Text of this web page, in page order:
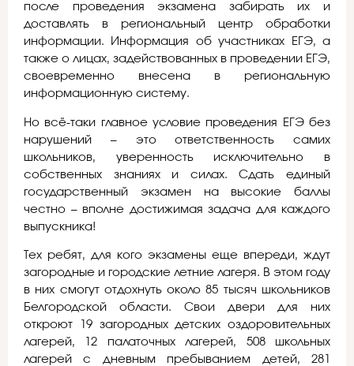
после проведения экзамена забирать их и
доставлять в региональный центр обработки
информации. Информация об участниках ЕГЭ, а
также о лицах, задействованных в проведении ЕГЭ,
своевременно внесена в региональную
информационную систему.
Но всё-таки главное условие проведения ЕГЭ без
нарушений – это ответственность самих
школьников, уверенность исключительно в
собственных знаниях и силах. Сдать единый
государственный экзамен на высокие баллы
честно – вполне достижимая задача для каждого
выпускника!
Тех ребят, для кого экзамены еще впереди, ждут
загородные и городские летние лагеря. В этом году
в них смогут отдохнуть около 85 тысяч школьников
Белгородской области. Свои двери для них
откроют 19 загородных детских оздоровительных
лагерей, 12 палаточных лагерей, 508 школьных
лагерей с дневным пребыванием детей, 281